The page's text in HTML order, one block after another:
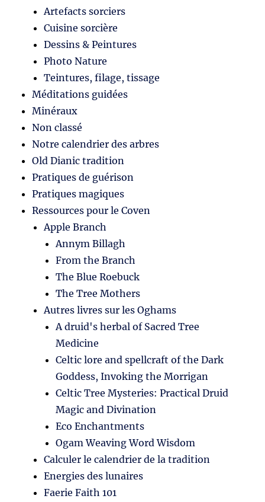
Artefacts sorciers
Cuisine sorcière
Dessins & Peintures
Photo Nature
Teintures, filage, tissage
Méditations guidées
Minéraux
Non classé
Notre calendrier des arbres
Old Dianic tradition
Pratiques de guérison
Pratiques magiques
Ressources pour le Coven
Apple Branch
Annym Billagh
From the Branch
The Blue Roebuck
The Tree Mothers
Autres livres sur les Oghams
A druid's herbal of Sacred Tree
Medicine
Celtic lore and spellcraft of the Dark
Goddess, Invoking the Morrigan
Celtic Tree Mysteries: Practical Druid
Magic and Divination
Eco Enchantments
Ogam Weaving Word Wisdom
Calculer le calendrier de la tradition
Energies des lunaires
Faerie Faith 101